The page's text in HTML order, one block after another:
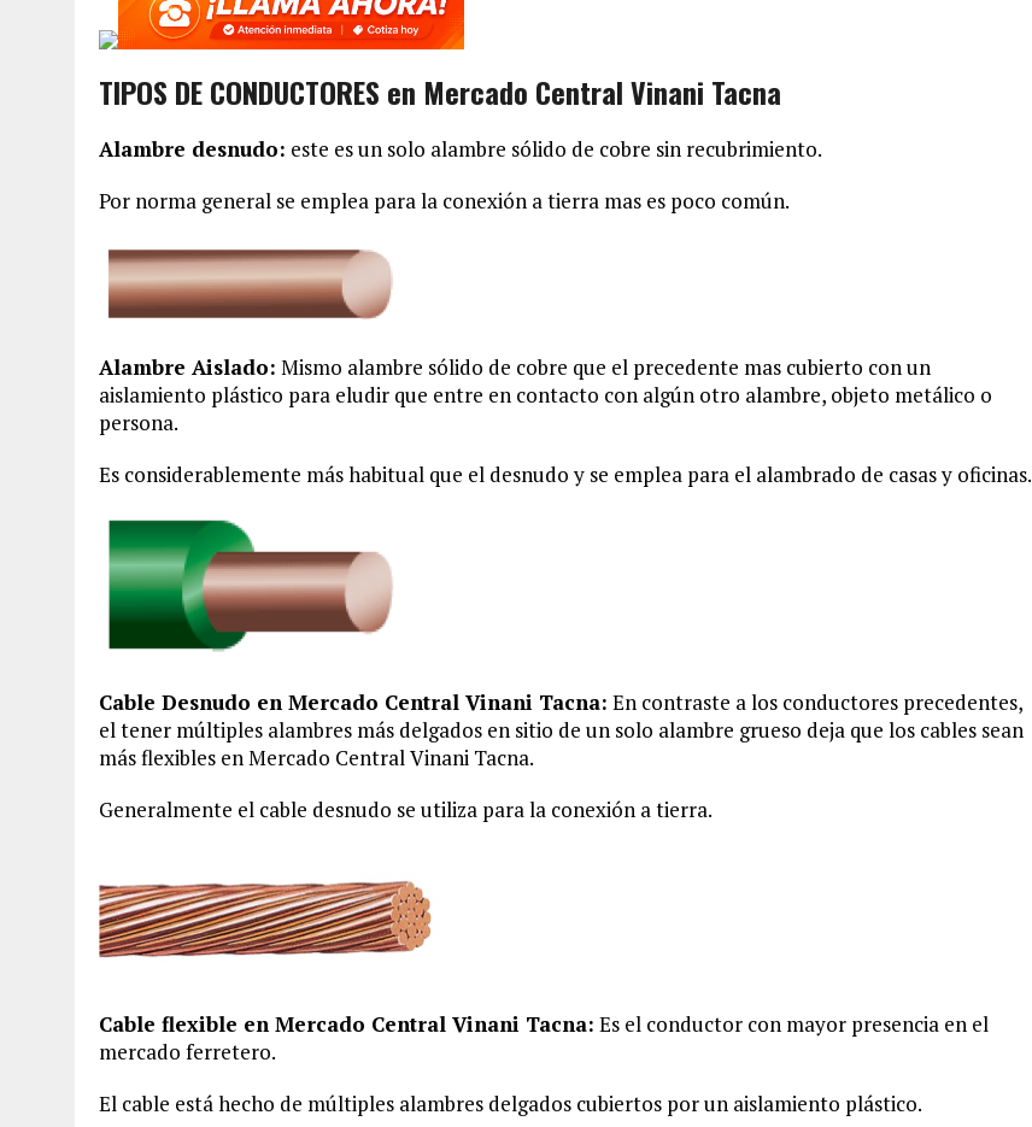
TIPOS DE CONDUCTORES en Mercado Central Vinani Tacna
Alambre desnudo: este es un solo alambre sólido de cobre sin recubrimiento.
Por norma general se emplea para la conexión a tierra mas es poco común.
Alambre Aislado: Mismo alambre sólido de cobre que el precedente mas cubierto con un
aislamiento plástico para eludir que entre en contacto con algún otro alambre, objeto metálico o
persona.
Es considerablemente más habitual que el desnudo y se emplea para el alambrado de casas y oficinas.
Cable Desnudo en Mercado Central Vinani Tacna: En contraste a los conductores precedentes,
el tener múltiples alambres más delgados en sitio de un solo alambre grueso deja que los cables sean
más flexibles en Mercado Central Vinani Tacna.
Generalmente el cable desnudo se utiliza para la conexión a tierra.
Cable flexible en Mercado Central Vinani Tacna: Es el conductor con mayor presencia en el
mercado ferretero.
El cable está hecho de múltiples alambres delgados cubiertos por un aislamiento plástico.